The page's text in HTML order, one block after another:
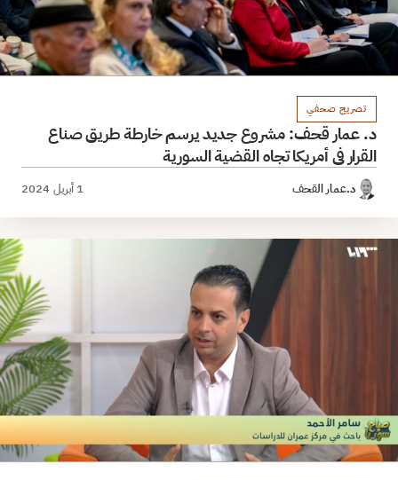
تصريح صحفي
د. عمار قحف: مشروع جديد يرسم خارطة طريق صناع
القرار في أمريكا تجاه القضية السورية
د.عمار القحف 1 أبريل 2024